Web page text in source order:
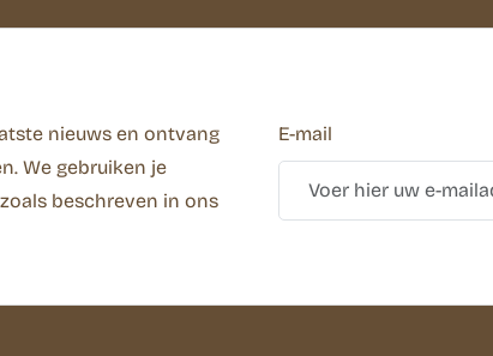
nieuws en ontvang
We gebruiken je
beschreven in ons
E-mail